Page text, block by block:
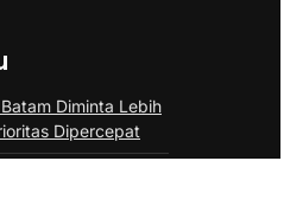
Diminta Lebih
Dipercepat